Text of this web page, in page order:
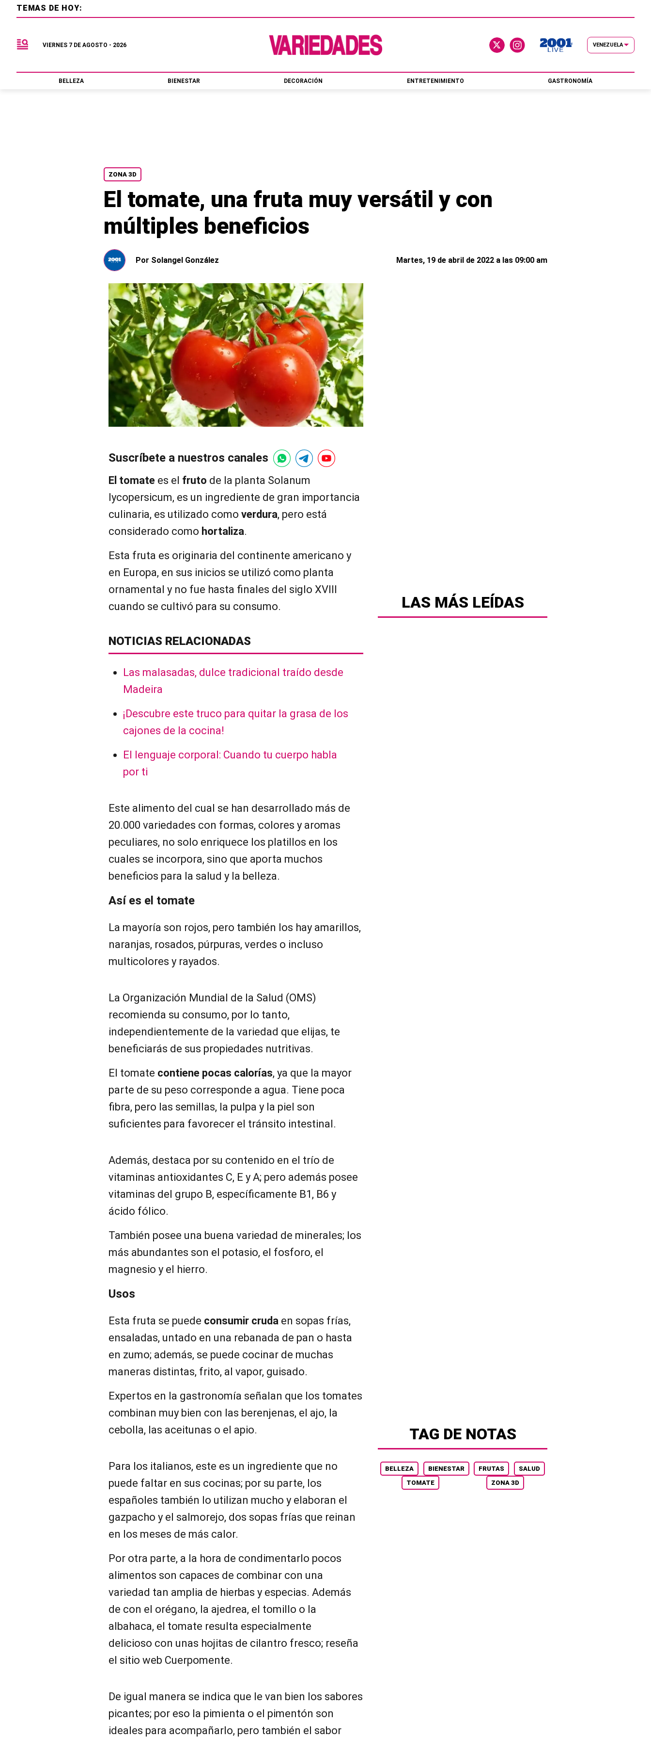
ZONA 3D
El tomate, una fruta muy versátil y con
múltiples beneficios
Por Solangel González Martes, 19 de abril de 2022 a las 09:00 am
Suscríbete a nuestros canales
El tomate es el fruto de la planta Solanum
lycopersicum, es un ingrediente de gran importancia
culinaria, es utilizado como verdura, pero está
considerado como hortaliza.
Esta fruta es originaria del continente americano y
en Europa, en sus inicios se utilizó como planta
ornamental y no fue hasta finales del siglo XVIII
cuando se cultivó para su consumo.
NOTICIAS RELACIONADAS
Las malasadas, dulce tradicional traído desde
Madeira
¡Descubre este truco para quitar la grasa de los
cajones de la cocina!
El lenguaje corporal: Cuando tu cuerpo habla
por ti
Este alimento del cual se han desarrollado más de
20.000 variedades con formas, colores y aromas
peculiares, no solo enriquece los platillos en los
cuales se incorpora, sino que aporta muchos
beneficios para la salud y la belleza.
Así es el tomate
La mayoría son rojos, pero también los hay amarillos,
naranjas, rosados, púrpuras, verdes o incluso
multicolores y rayados.
La Organización Mundial de la Salud (OMS)
recomienda su consumo, por lo tanto,
independientemente de la variedad que elijas, te
beneficiarás de sus propiedades nutritivas.
El tomate contiene pocas calorías, ya que la mayor
parte de su peso corresponde a agua. Tiene poca
fibra, pero las semillas, la pulpa y la piel son
suficientes para favorecer el tránsito intestinal.
Además, destaca por su contenido en el trío de
vitaminas antioxidantes C, E y A; pero además posee
vitaminas del grupo B, específicamente B1, B6 y
ácido fólico.
También posee una buena variedad de minerales; los
más abundantes son el potasio, el fosforo, el
magnesio y el hierro.
Usos
Esta fruta se puede consumir cruda en sopas frías,
ensaladas, untado en una rebanada de pan o hasta
en zumo; además, se puede cocinar de muchas
maneras distintas, frito, al vapor, guisado.
Expertos en la gastronomía señalan que los tomates
combinan muy bien con las berenjenas, el ajo, la
cebolla, las aceitunas o el apio.
Para los italianos, este es un ingrediente que no
puede faltar en sus cocinas; por su parte, los
españoles también lo utilizan mucho y elaboran el
gazpacho y el salmorejo, dos sopas frías que reinan
en los meses de más calor.
Por otra parte, a la hora de condimentarlo pocos
alimentos son capaces de combinar con una
variedad tan amplia de hierbas y especias. Además
de con el orégano, la ajedrea, el tomillo o la
albahaca, el tomate resulta especialmente
delicioso con unas hojitas de cilantro fresco; reseña
el sitio web Cuerpomente.
De igual manera se indica que le van bien los sabores
picantes; por eso la pimienta o el pimentón son
ideales para acompañarlo, pero también el sabor
LAS MÁS LEÍDAS
TAG DE NOTAS
BELLEZA BIENESTAR FRUTAS
SALUD
TOMATE
ZONA 3D
TEMAS DE HOY:
VIERNES 7 DE AGOSTO - 2026 VENEZUELA
BELLEZA BIENESTAR DECORACIÓN ENTRETENIMIENTO GASTRONOMÍA